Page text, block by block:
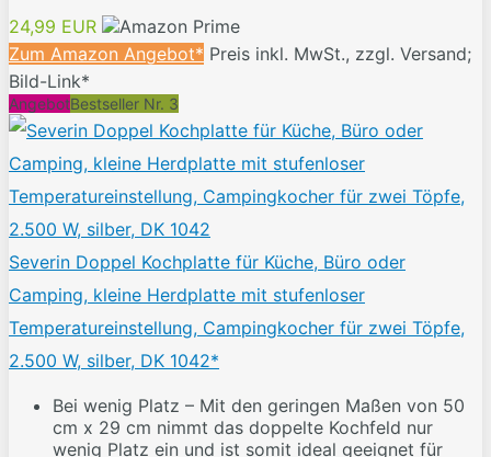
24,99 EUR
Zum Amazon Angebot* Preis inkl. MwSt., zzgl. Versand;
Bild-Link*
AngebotBestseller Nr. 3
Severin Doppel Kochplatte für Küche, Büro oder
Camping, kleine Herdplatte mit stufenloser
Temperatureinstellung, Campingkocher für zwei Töpfe,
2.500 W, silber, DK 1042*
Bei wenig Platz – Mit den geringen Maßen von 50
cm x 29 cm nimmt das doppelte Kochfeld nur
wenig Platz ein und ist somit ideal geeignet für